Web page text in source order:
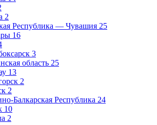
2
Республика — Чувашия 25
16
3
область 25
13
2
2
Балкарская Республика 24
10
2